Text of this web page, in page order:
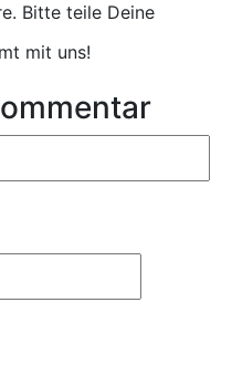
Bitte teile Deine
mit uns!